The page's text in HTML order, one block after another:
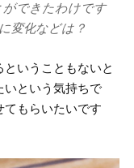
ができたわけです
変化などは？
いうこともないと
いという気持ちで
もらいたいです